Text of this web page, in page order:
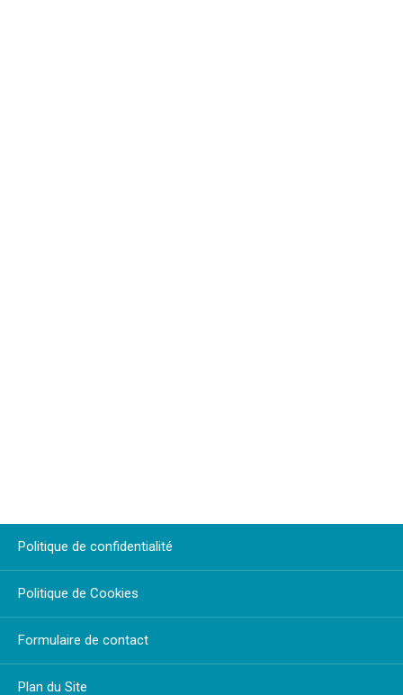
Politique de confidentialité
Politique de Cookies
Formulaire de contact
Plan du Site